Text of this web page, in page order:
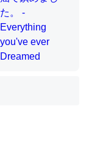
ITツール導入で
LIFULL介護
でした。Prime